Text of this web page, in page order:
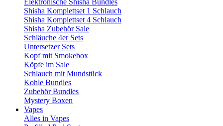
Elektronische Shisha Bundles
Shisha Komplettset 1 Schlauch
Shisha Komplettset 4 Schlauch
Shisha Zubehör Sale
Schläuche 4er Sets
Untersetzer Sets
Kopf mit Smokebox
Köpfe im Sale
Schlauch mit Mundstück
Kohle Bundles
Zubehör Bundles
Mystery Boxen
Vapes
Alles in Vapes